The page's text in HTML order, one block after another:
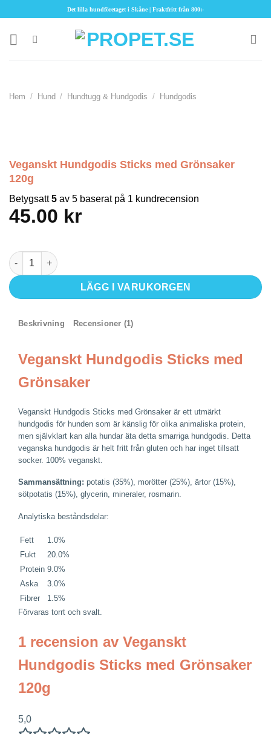
content
Det lilla hundföretaget i Skåne | Fraktfritt från 800:-
Hem / Hund / Hundtugg & Hundgodis / Hundgodis
Veganskt Hundgodis Sticks med Grönsaker
120g
Betygsatt5 av 5 baserat på 1 kundrecension
45.00 kr
Veganskt Hundgodis Sticks med Grönsaker 120g mängd
LÄGG I VARUKORGEN
Beskrivning Recensioner (1)
Veganskt Hundgodis Sticks med
Grönsaker
Veganskt Hundgodis Sticks med Grönsaker är ett utmärkt
hundgodis för hunden som är känslig för olika animaliska protein,
men självklart kan alla hundar äta detta smarriga hundgodis. Detta
veganska hundgodis är helt fritt från gluten och har inget tillsatt
socker. 100% veganskt.
Sammansättning: potatis (35%), morötter (25%), ärtor (15%),
sötpotatis (15%), glycerin, mineraler, rosmarin.
Analytiska beståndsdelar:
Fett 1.0%
Fukt
20.0%
Protein 9.0%
Aska
3.0%
Fibrer
1.5%
Förvaras torrt och svalt.
1 recension av Veganskt
Hundgodis Sticks med Grönsaker
120g
5,0